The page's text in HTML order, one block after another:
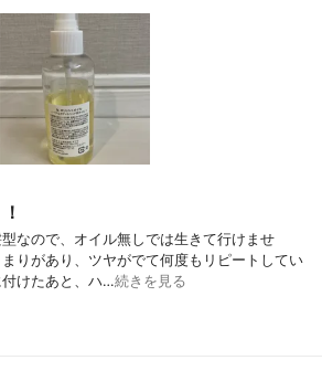
なので、オイル無しでは生きて行けませ
りがあり、ツヤがでて何度もリピートしてい
けたあと、ハ…続きを見る